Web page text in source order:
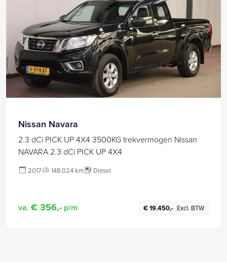
Nissan Navara
2.3 dCi PICK UP 4X4 3500KG trekvermogen Nissan
NAVARA 2.3 dCi PICK UP 4X4
2017 148.024 km Diesel
va. € 356,- p/m € 19.450,- Excl. BTW